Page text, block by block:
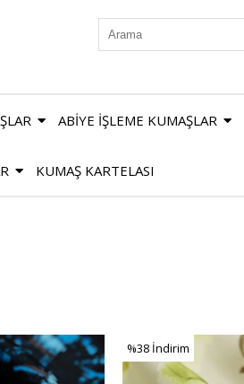
ABİYE İŞLEME KUMAŞLAR
KUMAŞ KARTELASI
%38 İndirim
%38İndirim